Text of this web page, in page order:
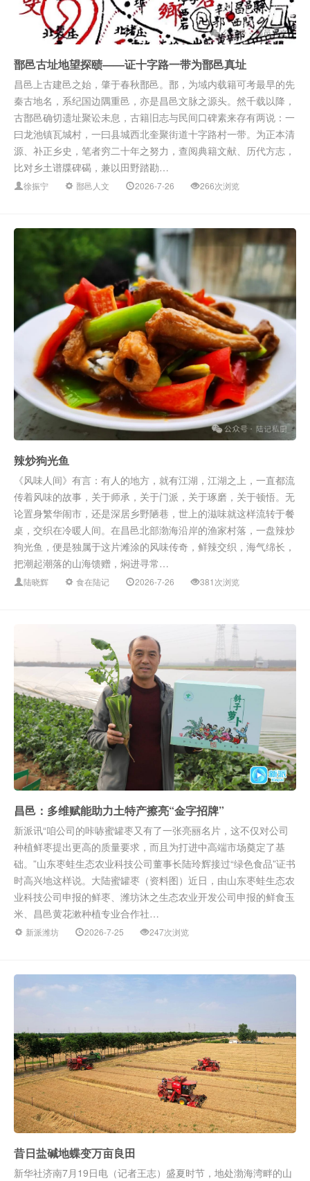
鄑邑古址地望探赜——证十字路一带为鄑邑真址
昌邑上古建邑之始，肇于春秋鄑邑。鄑，为域内载籍可考最早的先
秦古地名，系纪国边隅重邑，亦是昌邑文脉之源头。然千载以降，
古鄑邑确切遗址聚讼未息，古籍旧志与民间口碑素来存有两说：一
曰龙池镇瓦城村，一曰县城西北奎聚街道十字路村一带。为正本清
源、补正乡史，笔者穷二十年之努力，查阅典籍文献、历代方志，
比对乡土谱牒碑碣，兼以田野踏勘…
徐振宁 鄑邑人文 2026-7-26 266次浏览
辣炒狗光鱼
《风味人间》有言：有人的地方，就有江湖，江湖之上，一直都流
传着风味的故事，关于师承，关于门派，关于琢磨，关于顿悟。无
论置身繁华闹市，还是深居乡野陋巷，世上的滋味就这样流转于餐
桌，交织在冷暖人间。在昌邑北部渤海沿岸的渔家村落，一盘辣炒
狗光鱼，便是独属于这片滩涂的风味传奇，鲜辣交织，海气绵长，
把潮起潮落的山海馈赠，焖进寻常…
陆晓辉 食在陆记 2026-7-26 381次浏览
昌邑：多维赋能助力土特产擦亮“金字招牌”
新派讯“咱公司的咔哧蜜罐枣又有了一张亮丽名片，这不仅对公司
种植鲜枣提出更高的质量要求，而且为打进中高端市场奠定了基
础。”山东枣蛙生态农业科技公司董事长陆玲辉接过“绿色食品”证书
时高兴地这样说。大陆蜜罐枣（资料图）近日，由山东枣蛙生态农
业科技公司申报的鲜枣、潍坊沐之生态农业开发公司申报的鲜食玉
米、昌邑黄花漱种植专业合作社…
新派潍坊 2026-7-25 247次浏览
昔日盐碱地蝶变万亩良田
新华社济南7月19日电（记者王志）盛夏时节，地处渤海湾畔的山